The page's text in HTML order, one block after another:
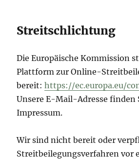
Streitschlichtung
Die Europäische Kommission
Plattform zur Online-
bereit:https://ec.europa.eu/
Unsere E-Mail-Adresse finden
Impressum.
Wir sind nicht bereit oder
Streitbeilegungsverfahren vor